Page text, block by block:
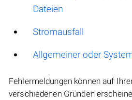
Dateien
Stromausfall
Allgemeiner oder
Fehlermeldungen können auf
verschiedenen Gründen